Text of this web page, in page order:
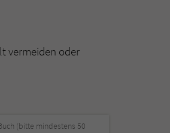
vermeiden oder